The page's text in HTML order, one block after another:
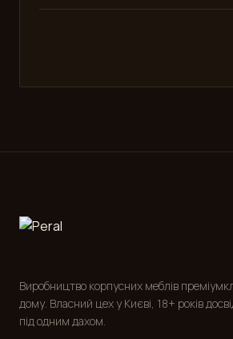
Виробництво корпусних меблів
дому. Власний цех у Києві, 18+ років
під одним дахом.